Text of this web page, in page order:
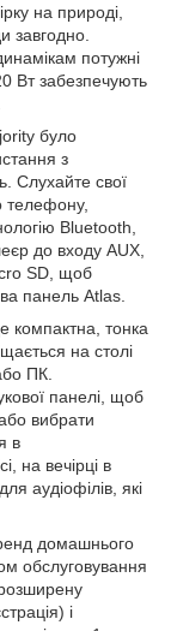
на природі,
завгодно.
потужні
Вт забезпечують
було
з
Слухайте свої
телефону,
Bluetooth,
до входу AUX,
SD, щоб
панель Atlas.
тонка
на столі
ПК.
панелі, щоб
вибрати
в
на вечірці в
аудіофілів, які
домашнього
обслуговування
і